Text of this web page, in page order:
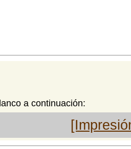
a continuación: